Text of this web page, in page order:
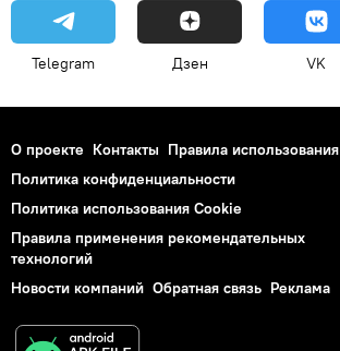
Telegram Дзен VK
О проекте Контакты Правила использования
Политика конфиденциальности
Политика использования Cookie
Правила применения рекомендательных
технологий
Новости компаний Обратная связь Реклама